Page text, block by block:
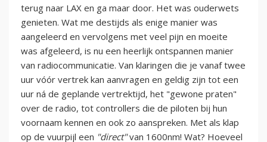
terug naar LAX en ga maar door. Het was ouderwets
genieten. Wat me destijds als enige manier was
aangeleerd en vervolgens met veel pijn en moeite
was afgeleerd, is nu een heerlijk ontspannen manier
van radiocommunicatie. Van klaringen die je vanaf twee
uur vóór vertrek kan aanvragen en geldig zijn tot een
uur ná de geplande vertrektijd, het "gewone praten"
over de radio, tot controllers die de piloten bij hun
voornaam kennen en ook zo aanspreken. Met als klap
op de vuurpijl een "direct"van 1600nm! Wat? Hoeveel